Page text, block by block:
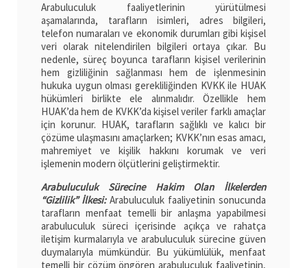
Arabuluculuk faaliyetlerinin yürütülmesi
aşamalarında, tarafların isimleri, adres bilgileri,
telefon numaraları ve ekonomik durumları gibi kişisel
veri olarak nitelendirilen bilgileri ortaya çıkar. Bu
nedenle, süreç boyunca tarafların kişisel verilerinin
hem gizliliğinin sağlanması hem de işlenmesinin
hukuka uygun olması gerekliliğinden KVKK ile HUAK
hükümleri birlikte ele alınmalıdır. Özellikle hem
HUAK’da hem de KVKK’da kişisel veriler farklı amaçlar
için korunur. HUAK, tarafların sağlıklı ve kalıcı bir
çözüme ulaşmasını amaçlarken; KVKK’nın esas amacı,
mahremiyet ve kişilik hakkını korumak ve veri
işlemenin modern ölçütlerini geliştirmektir.
Arabuluculuk Sürecine Hakim Olan İlkelerden
“Gizlilik” İlkesi:Arabuluculuk faaliyetinin sonucunda
tarafların menfaat temelli bir anlaşma yapabilmesi
arabuluculuk süreci içerisinde açıkça ve rahatça
iletişim kurmalarıyla ve arabuluculuk sürecine güven
duymalarıyla mümkündür. Bu yükümlülük, menfaat
temelli bir çözüm öngören arabuluculuk faaliyetinin,